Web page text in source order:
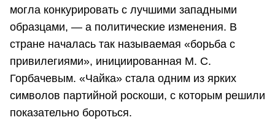
могла конкурировать с лучшими западными
образцами, — а политические изменения. В
стране началась так называемая «борьба с
привилегиями», инициированная М. С.
Горбачевым. «Чайка» стала одним из ярких
символов партийной роскоши, с которым решили
показательно бороться.